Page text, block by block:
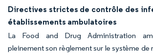
Directives strictes de contrôle des
établissements ambulatoires
La Food and Drug Administration
pleinement son règlement sur le système de